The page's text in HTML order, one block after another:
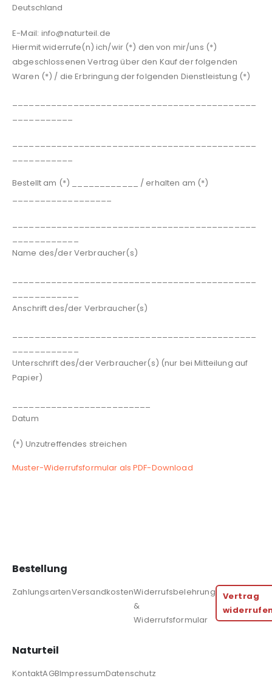
Deutschland
E-Mail: info@naturteil.de
Hiermit widerrufe(n) ich/wir (*) den von mir/uns (*)
abgeschlossenen Vertrag über den Kauf der folgenden
Waren (*) / die Erbringung der folgenden Dienstleistung (*)
Bestellt am (*) ____________ / erhalten am (*)
Name des/der Verbraucher(s)
Anschrift des/der Verbraucher(s)
Unterschrift des/der Verbraucher(s) (nur bei Mitteilung auf
Papier)
Datum
(*) Unzutreffendes streichen
Muster-Widerrufsformular als PDF-Download
Bestellung
ZahlungsartenVersandkostenWiderrufsbelehrung
&
Widerrufsformular
Vertrag
Naturteil
KontaktAGBImpressumDatenschutz